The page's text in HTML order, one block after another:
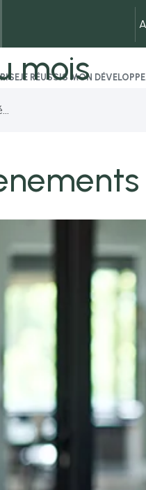
JE RÉUSSIS MON
mois